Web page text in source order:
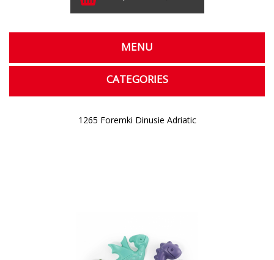
MENU
CATEGORIES
1265 Foremki Dinusie Adriatic